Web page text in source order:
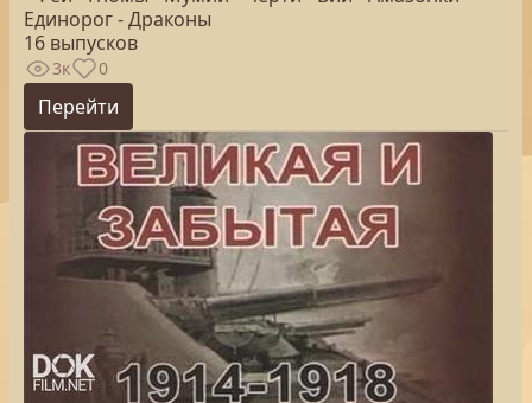
Единорог - Драконы
16 выпусков
3к 0
Перейти